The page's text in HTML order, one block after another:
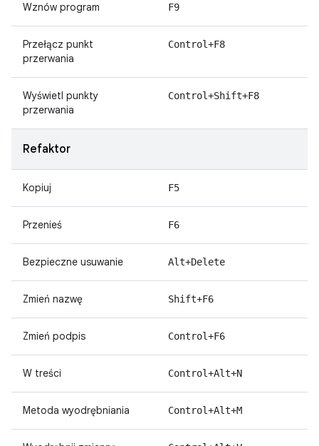
Wznów program F9
Przełącz punkt
przerwania
Control+F8
Wyświetl punkty
przerwania
Control+Shift+F8
Refaktor
Kopiuj F5
Przenieś F6
Bezpieczne usuwanie Alt+Delete
Zmień nazwę Shift+F6
Zmień podpis Control+F6
W treści Control+Alt+N
Metoda wyodrębniania Control+Alt+M